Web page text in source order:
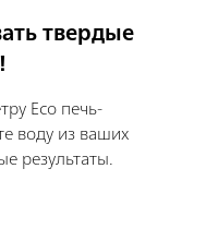
твердые
Eco печь-
воду из ваших
результаты.